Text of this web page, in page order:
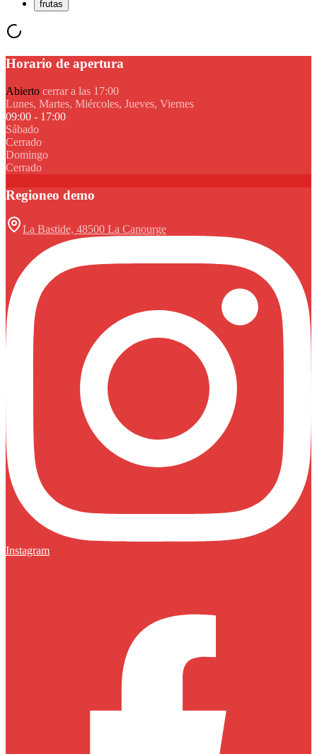
frutas
Horario de apertura
Abierto cerrar a las 17:00
Lunes, Martes, Miércoles, Jueves, Viernes
09:00 - 17:00
Sábado
Cerrado
Domingo
Cerrado
Regioneo demo
La Bastide, 48500 La Canourge
Instagram